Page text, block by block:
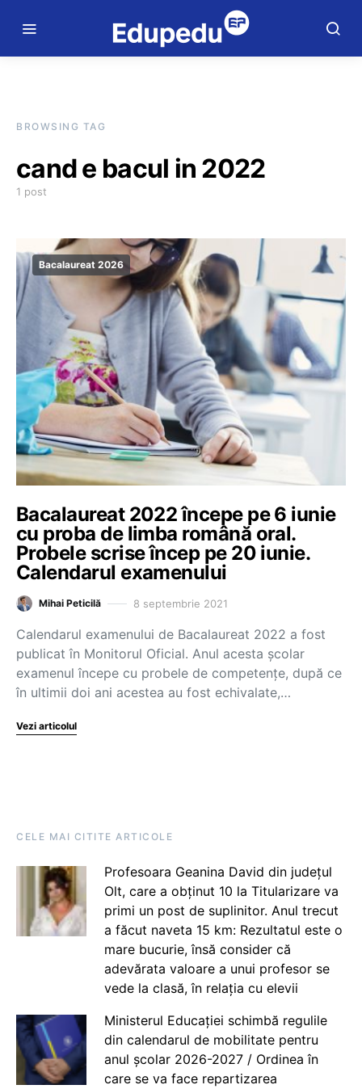
BROWSING TAG
cand e bacul in 2022
1 post
Bacalaureat 2026
Bacalaureat 2022 începe pe 6 iunie
cu proba de limba română oral.
Probele scrise încep pe 20 iunie.
Calendarul examenului
Mihai Peticilă 8 septembrie 2021
Calendarul examenului de Bacalaureat 2022 a fost
publicat în Monitorul Oficial. Anul acesta școlar
examenul începe cu probele de competențe, după ce
în ultimii doi ani acestea au fost echivalate,…
Vezi articolul
CELE MAI CITITE ARTICOLE
Profesoara Geanina David din județul
Olt, care a obținut 10 la Titularizare va
primi un post de suplinitor. Anul trecut
a făcut naveta 15 km: Rezultatul este o
mare bucurie, însă consider că
adevărata valoare a unui profesor se
vede la clasă, în relația cu elevii
Ministerul Educației schimbă regulile
din calendarul de mobilitate pentru
anul școlar 2026-2027 / Ordinea în
care se va face repartizarea